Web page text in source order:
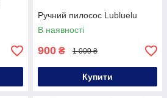
Ручний пилосос Lubluelu
В наявності
900 ₴ 1 000 ₴
Купити